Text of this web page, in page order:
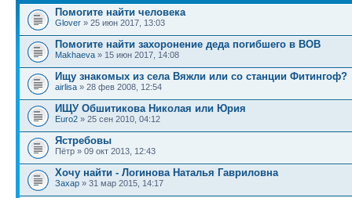
Помогите найти человека
Glover » 25 июн 2017, 13:03
Помогите найти захоронение деда погибшего в ВОВ
Makhaeva » 15 июн 2017, 14:08
Ищу знакомых из села Вяжли или со станции Фитингоф?
airlisa » 28 фев 2008, 12:54
ИЩУ Обшитикова Николая или Юрия
Euro2 » 25 сен 2010, 04:12
Ястребовы
Пётр » 09 окт 2013, 12:43
Хочу найти - Логинова Наталья Гавриловна
Захар » 31 мар 2015, 14:17